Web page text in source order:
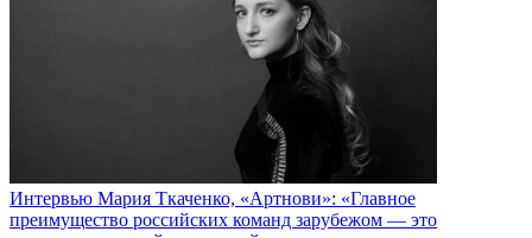
Интервью Мария Ткаченко, «Артнови»: «Главное
преимущество российских команд зарубежом — это